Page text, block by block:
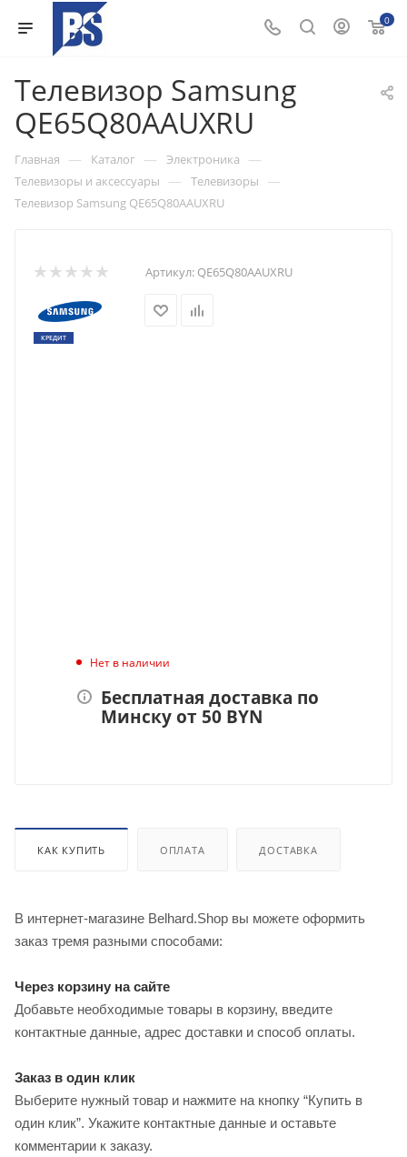
0
Телевизор Samsung
QE65Q80AAUXRU
Главная — Каталог — Электроника —
Телевизоры и аксессуары — Телевизоры —
Телевизор Samsung QE65Q80AAUXRU
Артикул: QE65Q80AAUXRU
КРЕДИТ
Нет в наличии
Бесплатная доставка по
Минску от 50 BYN
КАК КУПИТЬ ОПЛАТА ДОСТАВКА
В интернет-магазине Belhard.Shop вы можете оформить
заказ тремя разными способами:
Через корзину на сайте
Добавьте необходимые товары в корзину, введите
контактные данные, адрес доставки и способ оплаты.
Заказ в один клик
Выберите нужный товар и нажмите на кнопку “Купить в
один клик”. Укажите контактные данные и оставьте
комментарии к заказу.